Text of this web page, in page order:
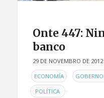
Onte 447:
banco
29 DE NOVEMBRO DE 2012
ENECONOMÍA ,
POLÍTICA